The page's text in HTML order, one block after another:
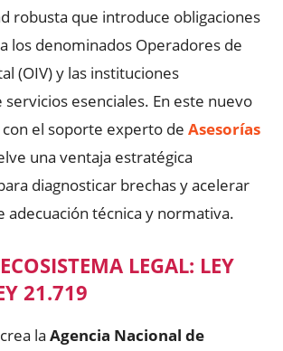
robusta que introduce obligaciones
los denominados Operadores de
(OIV) y las instituciones
esenciales. En este nuevo
el soporte experto de Asesorías
una ventaja estratégica
diagnosticar brechas y acelerar
adecuación técnica y normativa.
LEGAL: LEY
21.719
crea la Agencia Nacional de